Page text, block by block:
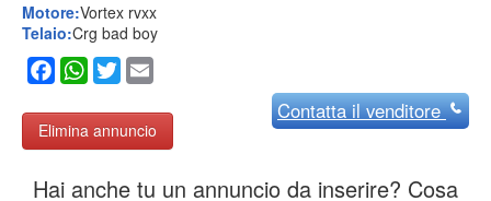
Motore:Vortex rvxx
Telaio:Crg bad boy
Facebook
WhatsApp
Twitter
Elimina annuncio
Contattail venditore
Hai anche tu un annuncio da inserire? Cosa